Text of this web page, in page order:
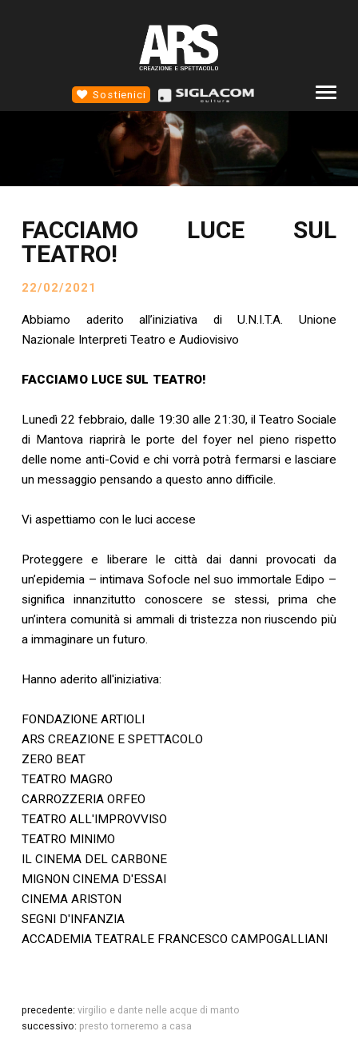
Sostienici
EVENTI
NEWS
SCUOLA STM
CONTATTI
SOCIAL
FACCIAMO LUCE SUL
TEATRO!
22/02/2021
Abbiamo aderito all’iniziativa di U.N.I.T.A. Unione
Nazionale Interpreti Teatro e Audiovisivo
FACCIAMO LUCE SUL TEATRO!
Lunedì 22 febbraio, dalle 19:30 alle 21:30, il Teatro Sociale
di Mantova riaprirà le porte del foyer nel pieno rispetto
delle nome anti-Covid e chi vorrà potrà fermarsi e lasciare
un messaggio pensando a questo anno difficile.
Vi aspettiamo con le luci accese
Proteggere e liberare le città dai danni provocati da
un’epidemia – intimava Sofocle nel suo immortale Edipo –
significa innanzitutto conoscere se stessi, prima che
un’intera comunità si ammali di tristezza non riuscendo più
a immaginare un futuro.
Hanno aderito all'iniziativa:
FONDAZIONE ARTIOLI
ARS CREAZIONE E SPETTACOLO
ZERO BEAT
TEATRO MAGRO
CARROZZERIA ORFEO
TEATRO ALL'IMPROVVISO
TEATRO MINIMO
IL CINEMA DEL CARBONE
MIGNON CINEMA D'ESSAI
CINEMA ARISTON
SEGNI D'INFANZIA
ACCADEMIA TEATRALE FRANCESCO CAMPOGALLIANI
precedente: virgilio e dante nelle acque di manto
successivo: presto torneremo a casa